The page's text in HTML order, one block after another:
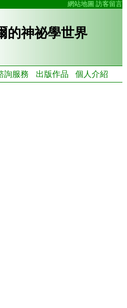
網站地圖 訪客留言
的神祕學世界
詢服務 出版作品 個人介紹